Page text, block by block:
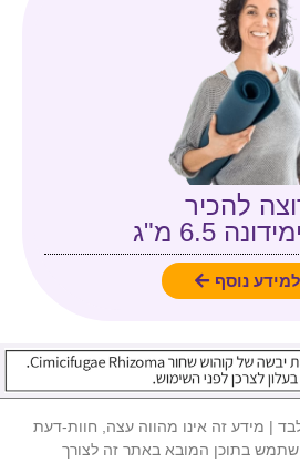
להכיר
6.5 מ"ג
למידע נוסף
| מידע זה אינו מהווה עצה, חוות-דעת
בתוכן המובא באתר זה לצורך